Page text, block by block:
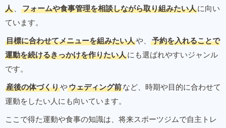
人 、 フォームや食事管理を相談しながら取り組みたい人に向い
ています。
目標に合わせてメニューを組みたい人や、
予約を入れることで
運動を続けるきっかけを作りたい人にも選ばれやすいジャンル
です。
産後の体づくりやウェディング前など、時期や目的に合わせて
運動をしたい人にも向いています。
ここで得た運動や食事の知識は、将来スポーツジムで自主トレ